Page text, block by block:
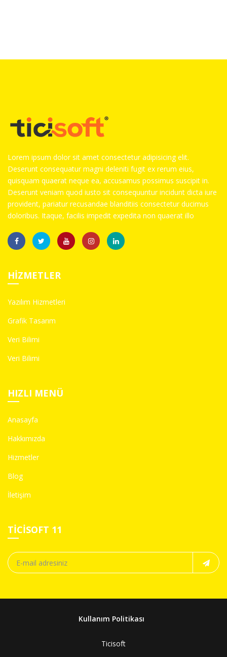
Lorem ipsum dolor sit amet consectetur adipisicing elit.
Deserunt consequatur magni deleniti fugit ex rerum eius,
quisquam quaerat neque ea, accusamus possimus suscipit in.
Deserunt veniam quod iusto sit consequuntur incidunt dicta iure
provident, pariatur recusandae blanditiis consectetur ducimus
doloribus. Itaque, facilis impedit expedita non quaerat illo
HIZMETLER
Yazılım Hizmetleri
Grafik Tasarım
Veri Bilimi
Veri Bilimi
HIZLI MENÜ
Anasayfa
Hakkımızda
Hizmetler
Blog
İletişim
TICISOFT 11
Kullanım Politikası
Ticisoft